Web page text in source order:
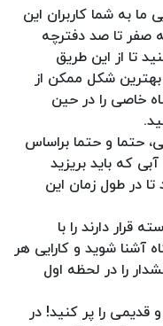
ما به شما کاربران این
صفر تا صد دفترچه
تا از این طریق
بهترین شکل ممکن از
خاصی را در حین
حتما و حتما براساس
که باید بریزید
در طول زمان این
قرار دارند را با
آشنا شوید و کارایی هر
را در لحظه اول
قدیمی را پر کنید! در